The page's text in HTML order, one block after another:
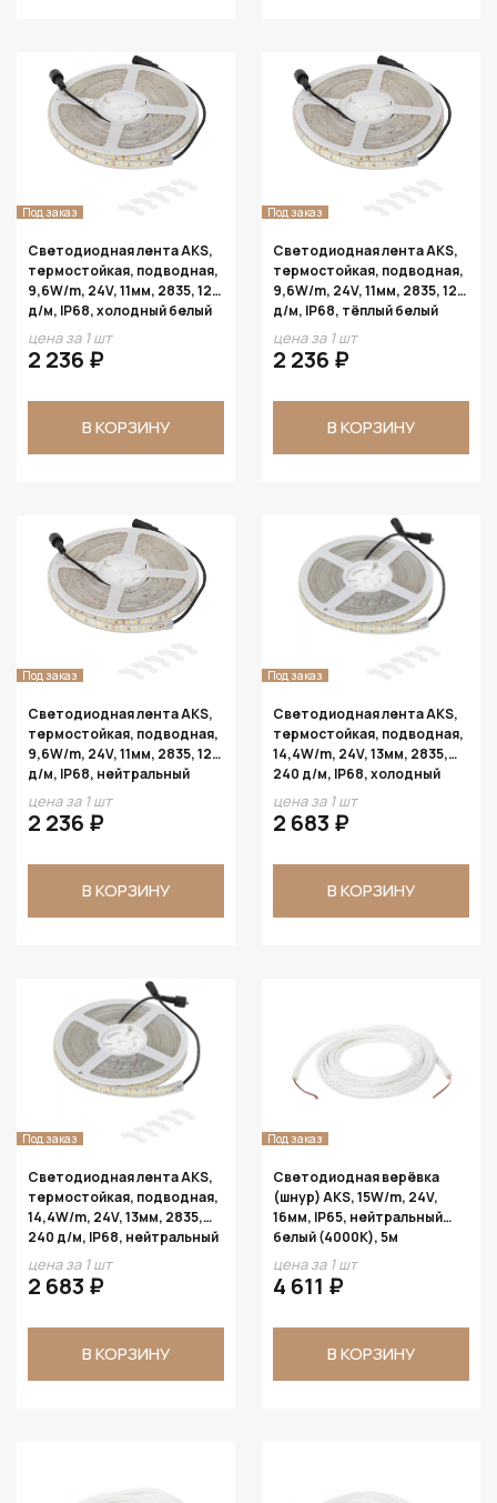
Под заказ
Светодиодная лента AKS,
термостойкая, подводная,
9,6W/m, 24V, 11мм, 2835, 120
д/м, IP68, холодный белый
(6000К), 5м
цена за 1 шт
2 236 ₽
В КОРЗИНУ
Под заказ
Светодиодная лента AKS,
термостойкая, подводная,
9,6W/m, 24V, 11мм, 2835, 120
д/м, IP68, тёплый белый
(3000К), 5м
цена за 1 шт
2 236 ₽
В КОРЗИНУ
Под заказ
Светодиодная лента AKS,
термостойкая, подводная,
9,6W/m, 24V, 11мм, 2835, 120
д/м, IP68, нейтральный
белый (4000К), 5м
цена за 1 шт
2 236 ₽
В КОРЗИНУ
Под заказ
Светодиодная лента AKS,
термостойкая, подводная,
14,4W/m, 24V, 13мм, 2835,
240 д/м, IP68, холодный
белый (6000К), 5м
цена за 1 шт
2 683 ₽
В КОРЗИНУ
Под заказ
Светодиодная лента AKS,
термостойкая, подводная,
14,4W/m, 24V, 13мм, 2835,
240 д/м, IP68, нейтральный
белый (4000К), 5м
цена за 1 шт
2 683 ₽
В КОРЗИНУ
Под заказ
Светодиодная верёвка
(шнур) AKS, 15W/m, 24V,
16мм, IP65, нейтральный
белый (4000K), 5м
цена за 1 шт
4 611 ₽
В КОРЗИНУ